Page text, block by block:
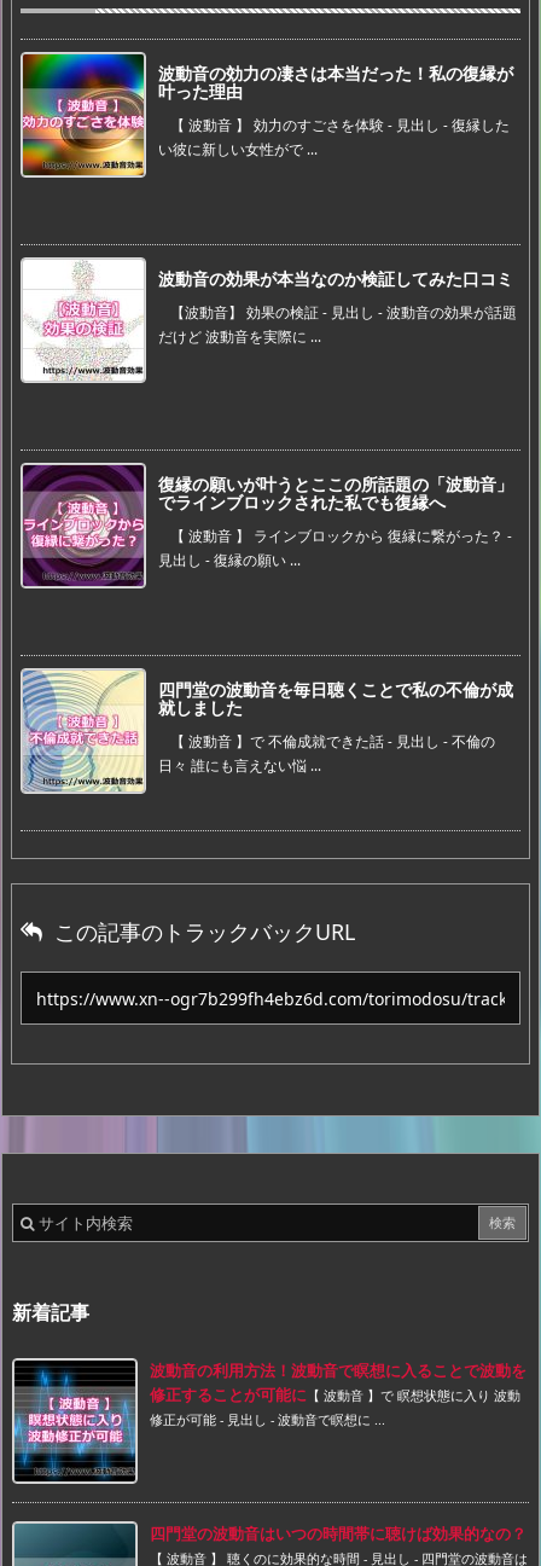
波動音の効力の凄さは本当だった！私の復縁が
叶った理由
【 波動音 】 効力のすごさを体験 - 見出し - 復縁した
い彼に新しい女性がで ...
波動音の効果が本当なのか検証してみた口コミ
【波動音】 効果の検証 - 見出し - 波動音の効果が話題
だけど 波動音を実際に ...
復縁の願いが叶うとここの所話題の「波動音」
でラインブロックされた私でも復縁へ
【 波動音 】 ラインブロックから 復縁に繋がった？ -
見出し - 復縁の願い ...
四門堂の波動音を毎日聴くことで私の不倫が成
就しました
【 波動音 】で 不倫成就できた話 - 見出し - 不倫の
日々 誰にも言えない悩 ...
この記事のトラックバックURL
新着記事
波動音の利用方法！波動音で瞑想に入ることで波動を
修正することが可能に 【 波動音 】で 瞑想状態に入り 波動
修正が可能 - 見出し - 波動音で瞑想に ...
四門堂の波動音はいつの時間帯に聴けば効果的なの？
【 波動音 】 聴くのに効果的な時間 - 見出し - 四門堂の波動音は